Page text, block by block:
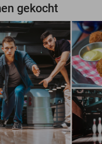
gekocht